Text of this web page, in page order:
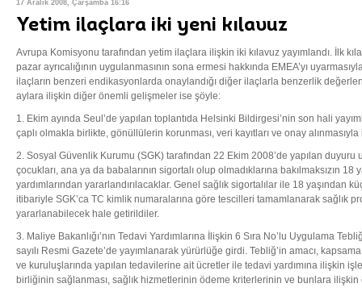
17 Aralık 2008, Çarşamba 16:16
Yetim ilaçlara iki yeni kılavuz
Avrupa Komisyonu tarafından yetim ilaçlara ilişkin iki kılavuz yayımlandı. İlk
pazar ayrıcalığının uygulanmasının sona ermesi hakkında EMEA’yı
ilaçların benzeri endikasyonlarda onaylandığı diğer ilaçlarla benzerlik
aylara ilişkin diğer önemli gelişmeler ise şöyle:
1. Ekim ayında Seul’de yapılan toplantıda Helsinki Bildirgesi’nin son hali
çaplı olmakla birlikte, gönüllülerin korunması, veri kayıtları ve onay
2. Sosyal Güvenlik Kurumu (SGK) tarafından 22 Ekim 2008’de yapılan duyuru
çocukları, ana ya da babalarının sigortalı olup olmadıklarına bakılmaksızın 18
yardımlarından yararlandırılacaklar. Genel sağlık sigortalılar ile 18 yaşından
itibariyle SGK’ca TC kimlik numaralarına göre tescilleri tamamlanarak sağlık
yararlanabilecek hale getirildiler.
3. Maliye Bakanlığı’nın Tedavi Yardımlarına İlişkin 6 Sıra No’lu Uygulama
sayılı Resmi Gazete’de yayımlanarak yürürlüğe girdi. Tebliğ’in amacı,
ve kuruluşlarında yapılan tedavilerine ait ücretler ile tedavi yardımına ilişkin
birliğinin sağlanması, sağlık hizmetlerinin ödeme kriterlerinin ve bunlara